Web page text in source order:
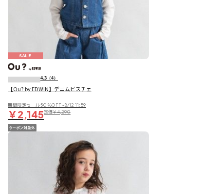
SALE
4.3 （4）
【Ou? by EDWIN】デニムビスチェ
期間限定セール50％OFF~8/12 11:59
￥2,145定価￥4,290